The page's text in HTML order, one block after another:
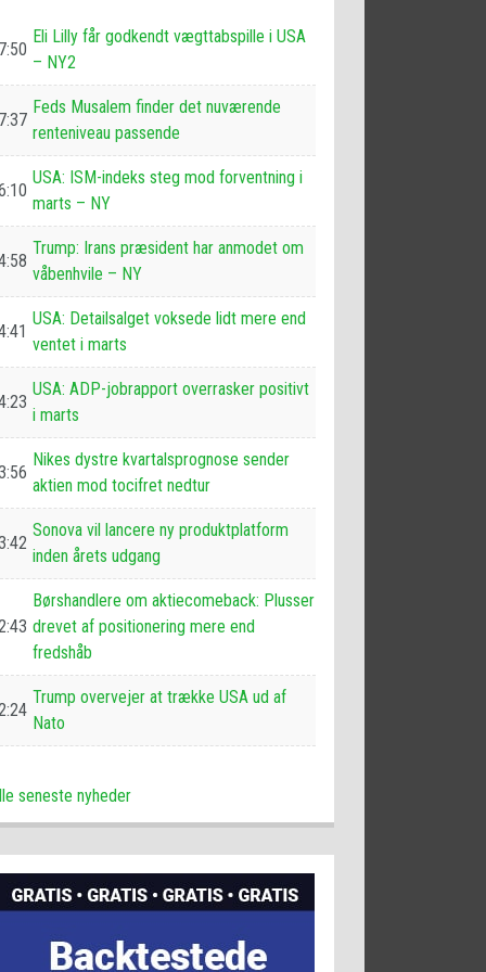
Eli Lilly får godkendt vægttabspille i USA
– NY2
Feds Musalem finder det nuværende
renteniveau passende
USA: ISM-indeks steg mod forventning i
marts – NY
Trump: Irans præsident har anmodet om
våbenhvile – NY
USA: Detailsalget voksede lidt mere end
ventet i marts
USA: ADP-jobrapport overrasker positivt
i marts
Nikes dystre kvartalsprognose sender
aktien mod tocifret nedtur
Sonova vil lancere ny produktplatform
inden årets udgang
Børshandlere om aktiecomeback: Plusser
drevet af positionering mere end
fredshåb
Trump overvejer at trække USA ud af
Nato
seneste nyheder